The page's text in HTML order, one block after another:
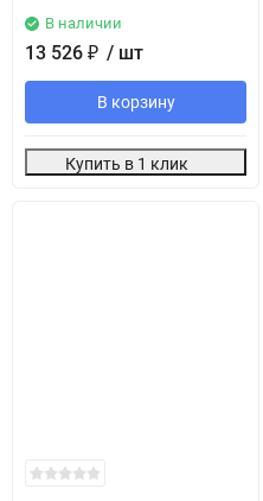
В наличии
13 526 ₽ / шт
В корзину
Купить в 1 клик